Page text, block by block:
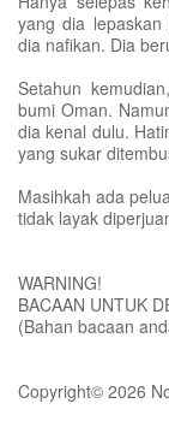
yang dia
dia nafikan. Dia
Setahun
bumi Oman.
dia kenal dulu.
yang sukar
Masihkah ada
tidak layak
WARNING!
BACAAN UNTUK
(Bahan bacaan
Copyright© 2026